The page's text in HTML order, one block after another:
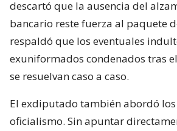
descartó que la ausencia del
bancario reste fuerza al paquete
respaldó que los eventuales
exuniformados condenados tras
se resuelvan caso a caso.
El exdiputado también abordó los
oficialismo. Sin apuntar